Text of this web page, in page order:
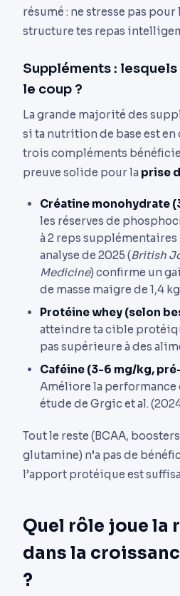
résumé : ne stresse pas
structure tes repas
Suppléments :
le coup ?
La grande majorité des
si ta nutrition de base est en
trois compléments
preuve solide pour la prise
Créatine monohydrate
les réserves de
à 2 reps
analyse de 2025 (British
Medicine) confirme un
de masse maigre de 1,4
Protéine whey (selon
atteindre ta cible
pas supérieure à des
Caféine (3-6 mg/kg,
Améliore la performance
étude de Grgic et al.
Tout le reste (BCAA,
glutamine) n’a pas de
l’apport protéique est
Quel rôle joue la
dans la
?